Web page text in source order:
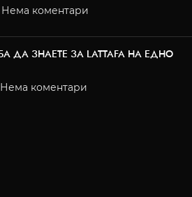
Нема коментари
ДА ЗНАЕТЕ ЗА LATTAFA НА ЕДНО
Нема коментари